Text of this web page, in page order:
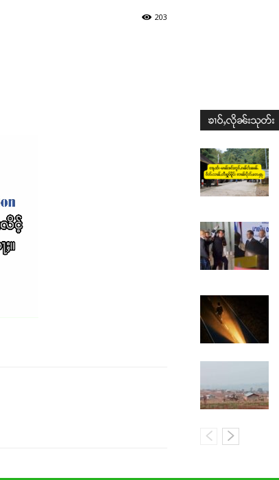
203
ၶၢဝ်ႇလိုၼ်းသုတ်း